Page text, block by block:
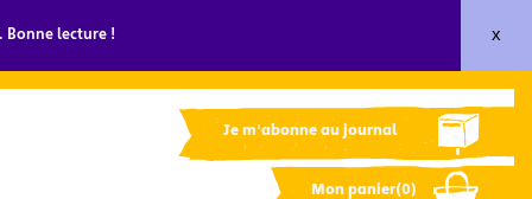
Bonne lecture ! x
Je m'abonne au journal
Mon panier(0)